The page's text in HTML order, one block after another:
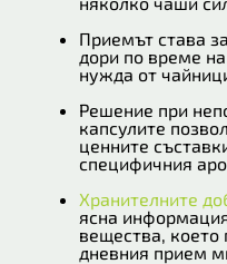
Приемът става
дори по време
нужда от
Решение при
капсулите
ценните
специфичния
Хранителните
ясна
вещества, което
дневния прием